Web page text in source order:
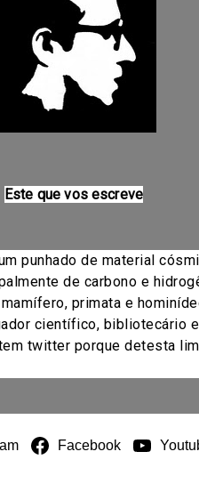
Este que vos escreve
punhado de material
de carbono e
primata e
científico, bibliotecário
twitter porque detesta
Facebook